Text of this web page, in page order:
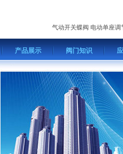
气动开关蝶阀 电动单座调
产品展示 阀门知识